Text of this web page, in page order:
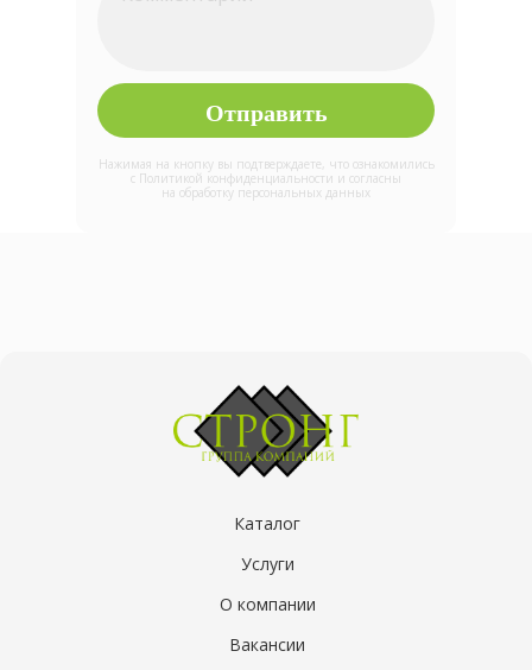
Отправить
Нажимая на кнопку вы подтверждаете, что ознакомились
с Политикой конфиденциальности и согласны
на обработку персональных данных
О компании
Вакансии
Каталог
Услуги